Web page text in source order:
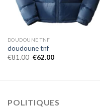
DOUDOUNE TNF
doudoune tnf
€81.00 €62.00
POLITIQUES